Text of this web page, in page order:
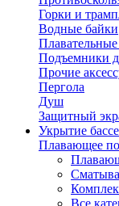
Горки и
Водные байки
Подъемники
Прочие
Пергола
Душ
Защитный
Укрытие
Плавающее
Все